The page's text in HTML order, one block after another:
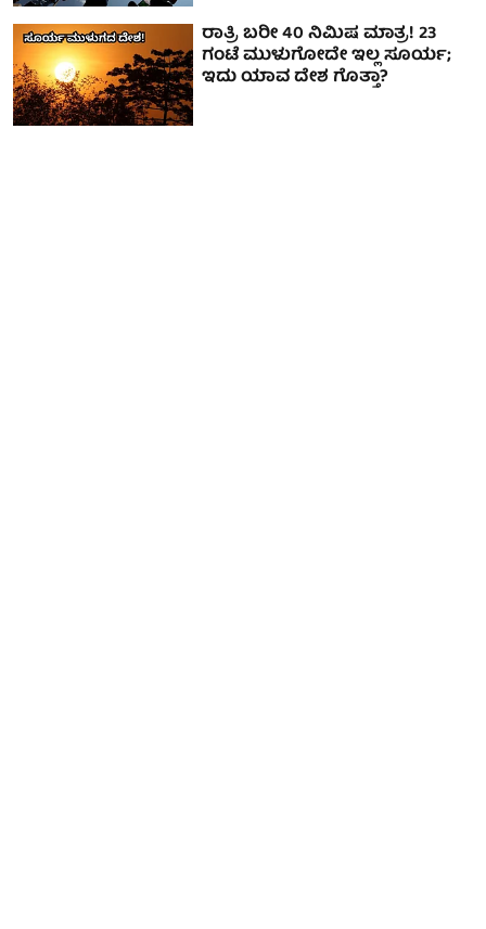
ರಾತ್ರಿ ಬರೀ 40 ನಿಮಿಷ ಮಾತ್ರ! 23
ಗಂಟೆ ಮುಳುಗೋದೇ ಇಲ್ಲ ಸೂರ್ಯ;
ಇದು ಯಾವ ದೇಶ ಗೊತ್ತಾ?